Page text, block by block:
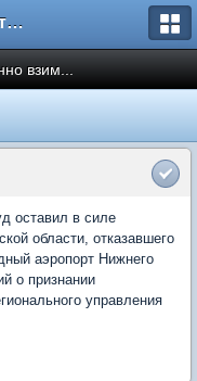
Форум Новостройки
взим...
оставил в силе
области, отказавшего
аэропорт Нижнего
о признании
управления